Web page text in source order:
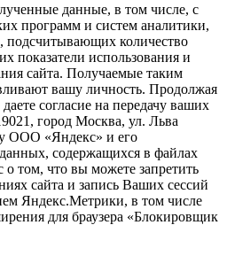
данные, в том числе, с
программ и систем аналитики,
подсчитывающих количество
показатели использования и
сайта. Получаемые таким
вашу личность. Продолжая
согласие на передачу ваших
город Москва, ул. Льва
ООО «Яндекс» и его
содержащихся в файлах
том, что вы можете запретить
сайта и запись Ваших сессий
Яндекс.Метрики, в том числе
для браузера «Блокировщик